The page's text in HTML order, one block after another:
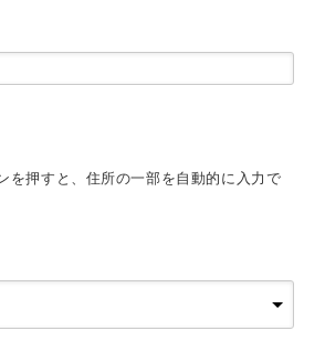
を押すと、住所の一部を自動的に入力で